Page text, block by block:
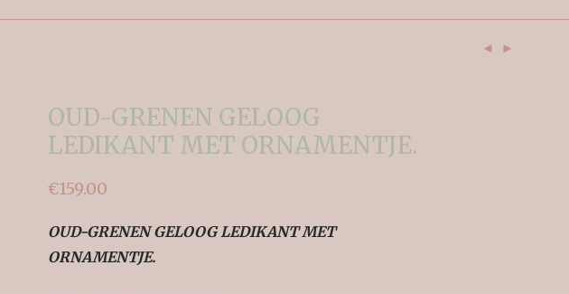
OUD-GRENEN GELOOG
LEDIKANT MET ORNAMENTJE.
€159.00
OUD-GRENEN GELOOG LEDIKANT MET
ORNAMENTJE.